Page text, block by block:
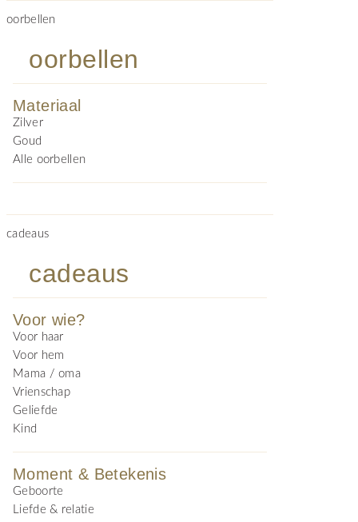
oorbellen
oorbellen
Materiaal
Zilver
Goud
Alle oorbellen
cadeaus
cadeaus
Voor wie?
Voor haar
Voor hem
Mama / oma
Vrienschap
Geliefde
Kind
Moment & Betekenis
Geboorte
Liefde & relatie